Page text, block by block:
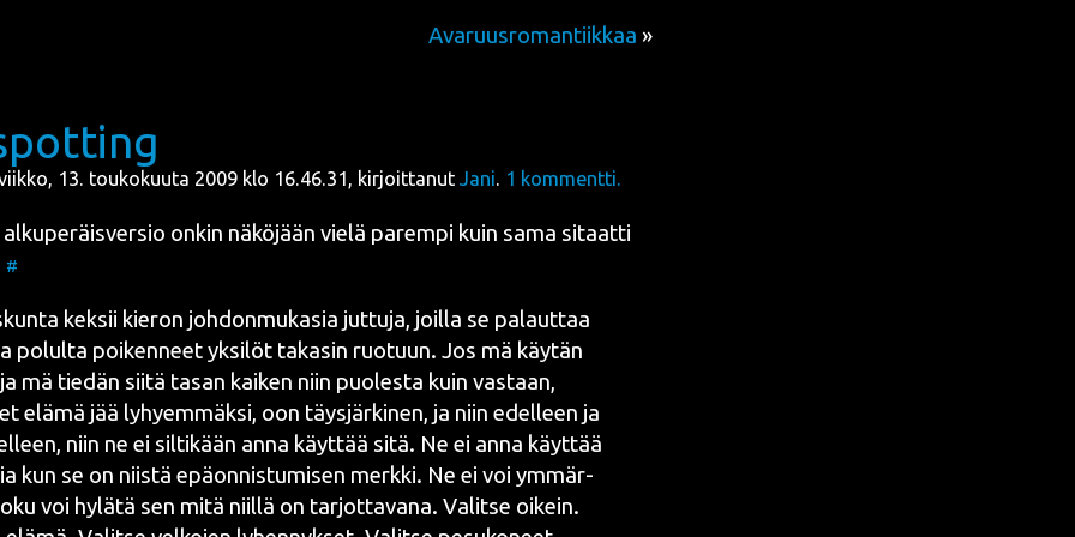
Avaruusromantiikkaa »
13. toukokuuta 2009 klo 16.46.31, kirjoittanut Jani. 1 kommentti.
onkin näkö­jään vie­lä parem­pi kuin sama sitaat­ti
#
kek­sii kie­ron joh­don­mu­ka­sia jut­tu­ja, joil­la se palaut­taa
polul­ta poi­ken­neet yksi­löt taka­sin ruo­tuun. Jos mä käy­tän
mä tie­dän sii­tä tasan kai­ken niin puo­les­ta kuin vas­taan,
elä­mä jää lyhyem­mäk­si, oon täys­jär­ki­nen, ja niin edel­leen ja
niin ne ei sil­ti­kään anna käyt­tää sitä. Ne ei anna käyt­tää
kun se on niis­tä epä­on­nis­tu­mi­sen merk­ki. Ne ei voi ymmär­
voi hylä­tä sen mitä niil­lä on tar­jot­ta­va­na. Valit­se oikein.